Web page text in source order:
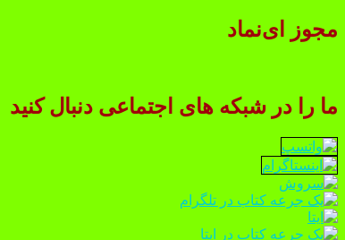
مجوز ای‌نماد
ما را در شبکه های اجتماعی دنبال کنید